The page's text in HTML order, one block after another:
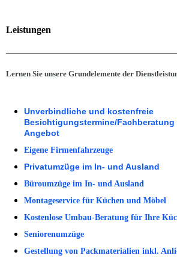
Leistungen
Lernen Sie unsere Grundelemente der
Unverbindliche und kostenfreie
Besichtigungstermine/
Angebot
Eigene Firmenfahrzeuge
Privatumzüge im In- und Ausland
Büroumzüge im In- und Ausland
Montageservice für Küchen und Möbel
Kostenlose Umbau-Beratung für Ihre
Seniorenumzüge
Gestellung von Packmaterialien inkl.